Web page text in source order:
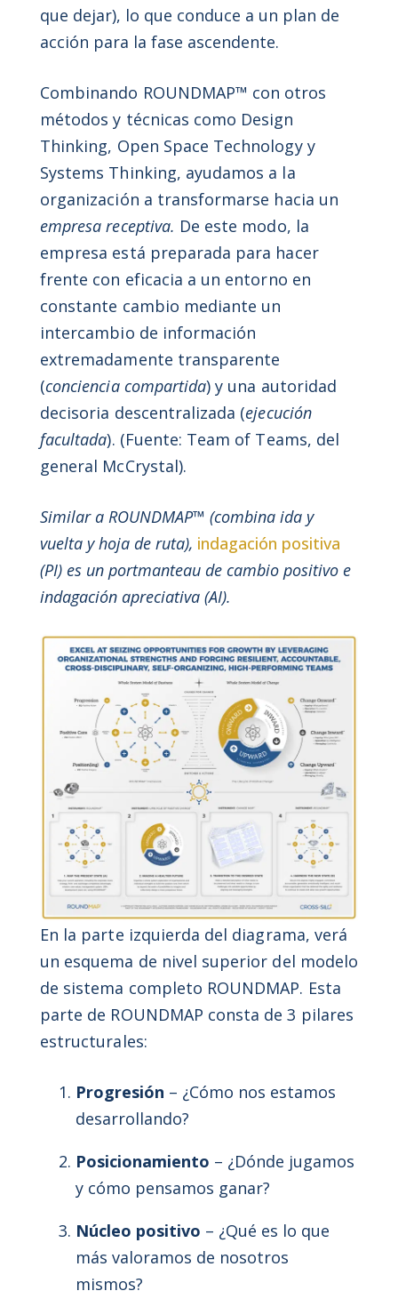
que dejar), lo que conduce a un plan de
acción para la fase ascendente.
Combinando ROUNDMAP™ con otros
métodos y técnicas como Design
Thinking, Open Space Technology y
Systems Thinking, ayudamos a la
organización a transformarse hacia un
empresa receptiva. De este modo, la
empresa está preparada para hacer
frente con eficacia a un entorno en
constante cambio mediante un
intercambio de información
extremadamente transparente
(conciencia compartida) y una autoridad
decisoria descentralizada (ejecución
facultada). (Fuente: Team of Teams, del
general McCrystal).
Similar a ROUNDMAP™ (combina ida y
vuelta y hoja de ruta), indagación positiva
(PI) es un portmanteau de cambio positivo e
indagación apreciativa (AI).
En la parte izquierda del diagrama, verá
un esquema de nivel superior del modelo
de sistema completo ROUNDMAP. Esta
parte de ROUNDMAP consta de 3 pilares
estructurales:
Progresión – ¿Cómo nos estamos
desarrollando?
Posicionamiento – ¿Dónde jugamos
y cómo pensamos ganar?
Núcleo positivo – ¿Qué es lo que
más valoramos de nosotros
mismos?